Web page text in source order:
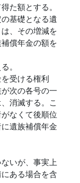
た額とする。
基礎となる遺
、その増減を
償年金の額を
。
受ける権利
次の各号の一
消滅する。こ
なくて後順位
遺族補償年金
いが、事実上
ある場合を含